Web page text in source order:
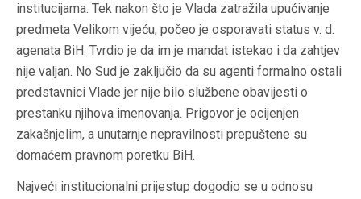
institucijama. Tek nakon što je Vlada zatražila upućivanje
predmeta Velikom vijeću, počeo je osporavati status v. d.
agenata BiH. Tvrdio je da im je mandat istekao i da zahtjev
nije valjan. No Sud je zaključio da su agenti formalno ostali
predstavnici Vlade jer nije bilo službene obavijesti o
prestanku njihova imenovanja. Prigovor je ocijenjen
zakašnjelim, a unutarnje nepravilnosti prepuštene su
domaćem pravnom poretku BiH.
Najveći institucionalni prijestup dogodio se u odnosu